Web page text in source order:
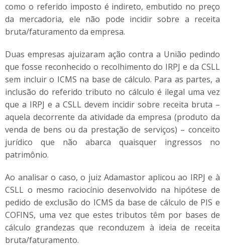
como o referido imposto é indireto, embutido no preço
da mercadoria, ele não pode incidir sobre a receita
bruta/faturamento da empresa.
Duas empresas ajuizaram ação contra a União pedindo
que fosse reconhecido o recolhimento do IRPJ e da CSLL
sem incluir o ICMS na base de cálculo. Para as partes, a
inclusão do referido tributo no cálculo é ilegal uma vez
que a IRPJ e a CSLL devem incidir sobre receita bruta –
aquela decorrente da atividade da empresa (produto da
venda de bens ou da prestação de serviços) – conceito
jurídico que não abarca quaisquer ingressos no
patrimônio.
Ao analisar o caso, o juiz Adamastor aplicou ao IRPJ e à
CSLL o mesmo raciocínio desenvolvido na hipótese de
pedido de exclusão do ICMS da base de cálculo de PIS e
COFINS, uma vez que estes tributos têm por bases de
cálculo grandezas que reconduzem à ideia de receita
bruta/faturamento.